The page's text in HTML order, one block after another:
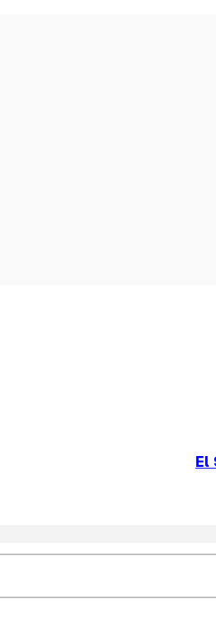
El Senado